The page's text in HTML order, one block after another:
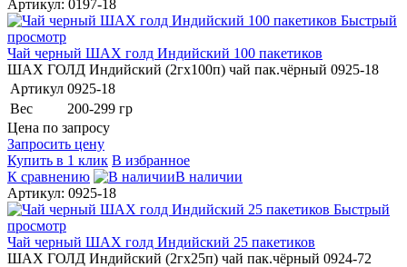
Артикул: 0197-18
Быстрый
просмотр
Чай черный ШАХ голд Индийский 100 пакетиков
ШАХ ГОЛД Индийский (2гх100п) чай пак.чёрный 0925-18
Артикул 0925-18
Вес
200-299 гр
Цена по запросу
Запросить цену
Купить в 1 клик В избранное
К сравнению
В наличии
Артикул: 0925-18
Быстрый
просмотр
Чай черный ШАХ голд Индийский 25 пакетиков
ШАХ ГОЛД Индийский (2гх25п) чай пак.чёрный 0924-72